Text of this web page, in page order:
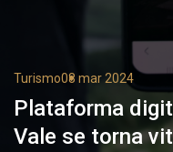
Turismo08 mar 2024
Plataforma
Vale se torna